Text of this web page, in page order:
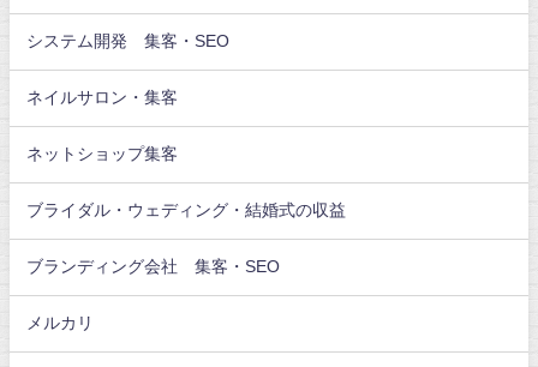
システム開発 集客・SEO
ネイルサロン・集客
ネットショップ集客
ブライダル・ウェディング・結婚式の収益
ブランディング会社 集客・SEO
メルカリ